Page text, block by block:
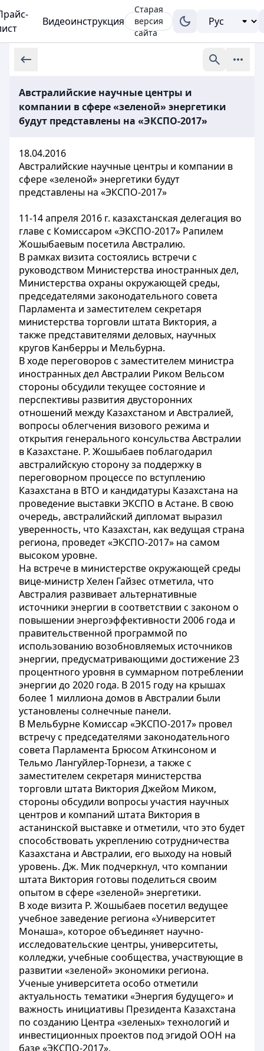
Видеоинструкция
Старая
версия
сайта
Австралийские научные центры и
компании в сфере «зеленой» энергетики
будут представлены на «ЭКСПО-2017»
18.04.2016
Австралийские научные центры и компании в
сфере «зеленой» энергетики будут
представлены на «ЭКСПО-2017»
11-14 апреля 2016 г. казахстанская делегация во
главе с Комиссаром «ЭКСПО-2017» Рапилем
Жошыбаевым посетила Австралию.
В рамках визита состоялись встречи с
руководством Министерства иностранных дел,
Министерства охраны окружающей среды,
председателями законодательного совета
Парламента и заместителем секретаря
министерства торговли штата Виктория, а
также представителями деловых, научных
кругов Канберры и Мельбурна.
В ходе переговоров с заместителем министра
иностранных дел Австралии Риком Вельсом
стороны обсудили текущее состояние и
перспективы развития двусторонних
отношений между Казахстаном и Австралией,
вопросы облегчения визового режима и
открытия генерального консульства Австралии
в Казахстане. Р. Жошыбаев поблагодарил
австралийскую сторону за поддержку в
переговорном процессе по вступлению
Казахстана в ВТО и кандидатуры Казахстана на
проведение выставки ЭКСПО в Астане. В свою
очередь, австралийский дипломат выразил
уверенность, что Казахстан, как ведущая страна
региона, проведет «ЭКСПО-2017» на самом
высоком уровне.
На встрече в министерстве окружающей среды
вице-министр Хелен Гайзес отметила, что
Австралия развивает альтернативные
источники энергии в соответствии с законом о
повышении энергоэффективности 2006 года и
правительственной программой по
использованию возобновляемых источников
энергии, предусматривающими достижение 23
процентного уровня в суммарном потреблении
энергии до 2020 года. В 2015 году на крышах
более 1 миллиона домов в Австралии были
установлены солнечные панели.
В Мельбурне Комиссар «ЭКСПО-2017» провел
встречу с председателями законодательного
совета Парламента Брюсом Аткинсоном и
Тельмо Лангуйлер-Торнези, а также с
заместителем секретаря министерства
торговли штата Виктория Джейом Миком,
стороны обсудили вопросы участия научных
центров и компаний штата Виктория в
астанинской выставке и отметили, что это будет
способствовать укреплению сотрудничества
Казахстана и Австралии, его выходу на новый
уровень. Дж. Мик подчеркнул, что компании
штата Виктория готовы поделиться своим
опытом в сфере «зеленой» энергетики.
В ходе визита Р. Жошыбаев посетил ведущее
учебное заведение региона «Университет
Монаша», которое объединяет научно-
исследовательские центры, университеты,
колледжи, учебные сообщества, участвующие в
развитии «зеленой» экономики региона.
Ученые университета особо отметили
актуальность тематики «Энергия будущего» и
важность инициативы Президента Казахстана
по созданию Центра «зеленых» технологий и
инвестиционных проектов под эгидой ООН на
базе «ЭКСПО-2017».